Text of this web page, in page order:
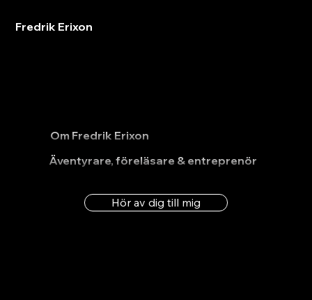
Fredrik Erixon
Om Fredrik Erixon
Äventyrare, föreläsare & entreprenör
Hör av dig till mig